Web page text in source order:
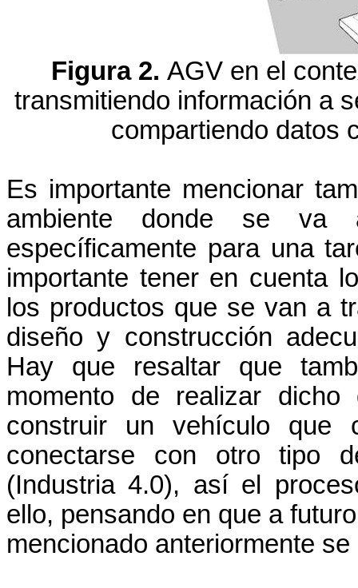
Figura 2. AGV en el
transmitiendo información a
compartiendo datos
Es importante mencionar
ambiente donde se va
específicamente para una
importante tener en cuenta
los productos que se van a
diseño y construcción
Hay que resaltar que
momento de realizar
construir un vehículo que
conectarse con otro tipo
(Industria 4.0), así el
ello, pensando en que a
mencionado anteriormente